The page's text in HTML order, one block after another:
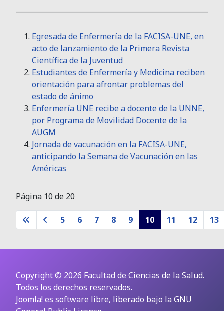
Egresada de Enfermería de la FACISA-UNE, en
acto de lanzamiento de la Primera Revista
Científica de la Juventud
Estudiantes de Enfermería y Medicina reciben
orientación para afrontar problemas del
estado de ánimo
Enfermería UNE recibe a docente de la UNNE,
por Programa de Movilidad Docente de la
AUGM
Jornada de vacunación en la FACISA-UNE,
anticipando la Semana de Vacunación en las
Américas
Página 10 de 20
5 6 7 8 9 10 11 12 13
Copyright © 2026 Facultad de Ciencias de la Salud.
Todos los derechos reservados.
Joomla! es software libre, liberado bajo la GNU